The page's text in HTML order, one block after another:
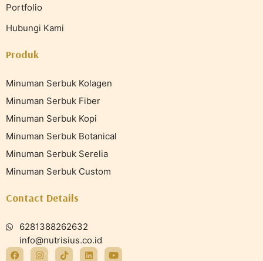
Portfolio
Hubungi Kami
Produk
Minuman Serbuk Kolagen
Minuman Serbuk Fiber
Minuman Serbuk Kopi
Minuman Serbuk Botanical
Minuman Serbuk Serelia
Minuman Serbuk Custom
Contact Details
6281388262632
info@nutrisius.co.id